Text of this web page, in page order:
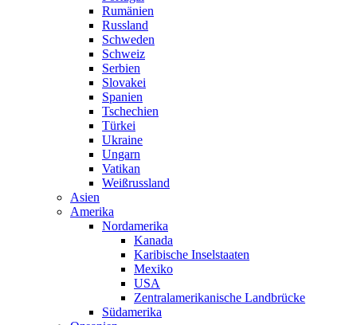
Rumänien
Russland
Schweden
Schweiz
Serbien
Slovakei
Spanien
Tschechien
Türkei
Ukraine
Ungarn
Vatikan
Weißrussland
Asien
Amerika
Nordamerika
Kanada
Karibische Inselstaaten
Mexiko
USA
Zentralamerikanische Landbrücke
Südamerika